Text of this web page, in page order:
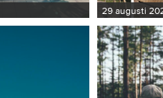
29 augusti